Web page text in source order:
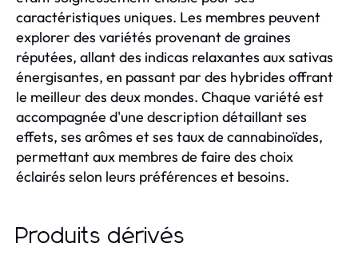
caractéristiques uniques. Les membres peuvent
explorer des variétés provenant de graines
réputées, allant des indicas relaxantes aux sativas
énergisantes, en passant par des hybrides offrant
le meilleur des deux mondes. Chaque variété est
accompagnée d'une description détaillant ses
effets, ses arômes et ses taux de cannabinoïdes,
permettant aux membres de faire des choix
éclairés selon leurs préférences et besoins.
Produits dérivés